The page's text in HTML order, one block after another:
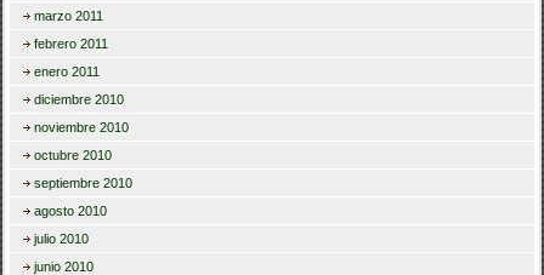
marzo 2011
febrero 2011
enero 2011
diciembre 2010
noviembre 2010
octubre 2010
septiembre 2010
agosto 2010
julio 2010
junio 2010